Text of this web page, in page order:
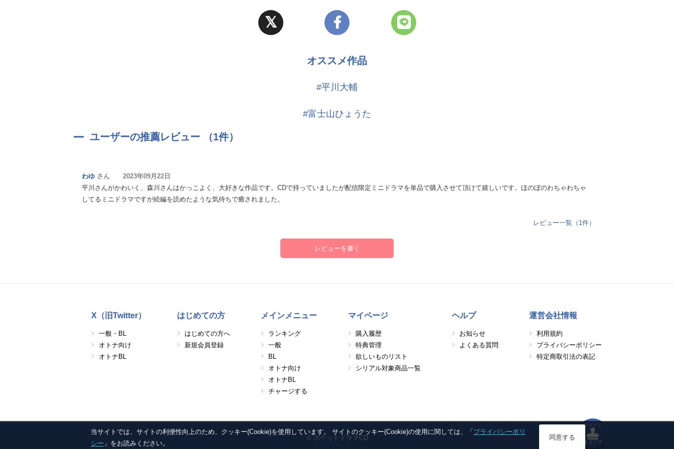
ログイン
スタンプ
オススメ作品
#平川大輔
#富士山ひょうた
ユーザーの推薦レビュー （1件）
わゆ さん 2023年09月22日
平川さんがかわいく、森川さんはかっこよく、大好きな作品です。CDで持っていましたが配信限定ミニドラマを単品で購入させて頂けて嬉しいです。ほのぼのわちゃわちゃ
してるミニドラマですが続編を読めたような気待ちで癒されました。
レビュー一覧（1件）
レビューを書く
X（旧Twitter）
一般・BL
オトナ向け
オトナBL
はじめての方
はじめての方へ
新規会員登録
メインメニュー
ランキング
一般
BL
オトナ向け
オトナBL
チャージする
マイページ
購入履歴
特典管理
欲しいものリスト
シリアル対象商品一覧
ヘルプ
お知らせ
よくある質問
運営会社情報
利用規約
プライバシーポリシー
特定商取引法の表記
© ポケットドラマCD
当サイトでは、サイトの利便性向上のため、クッキー(Cookie)を使用しています。 サイトのクッキー(Cookie)の使用に関しては、「プライバシーポリ
シー 」をお読みください。
同意する